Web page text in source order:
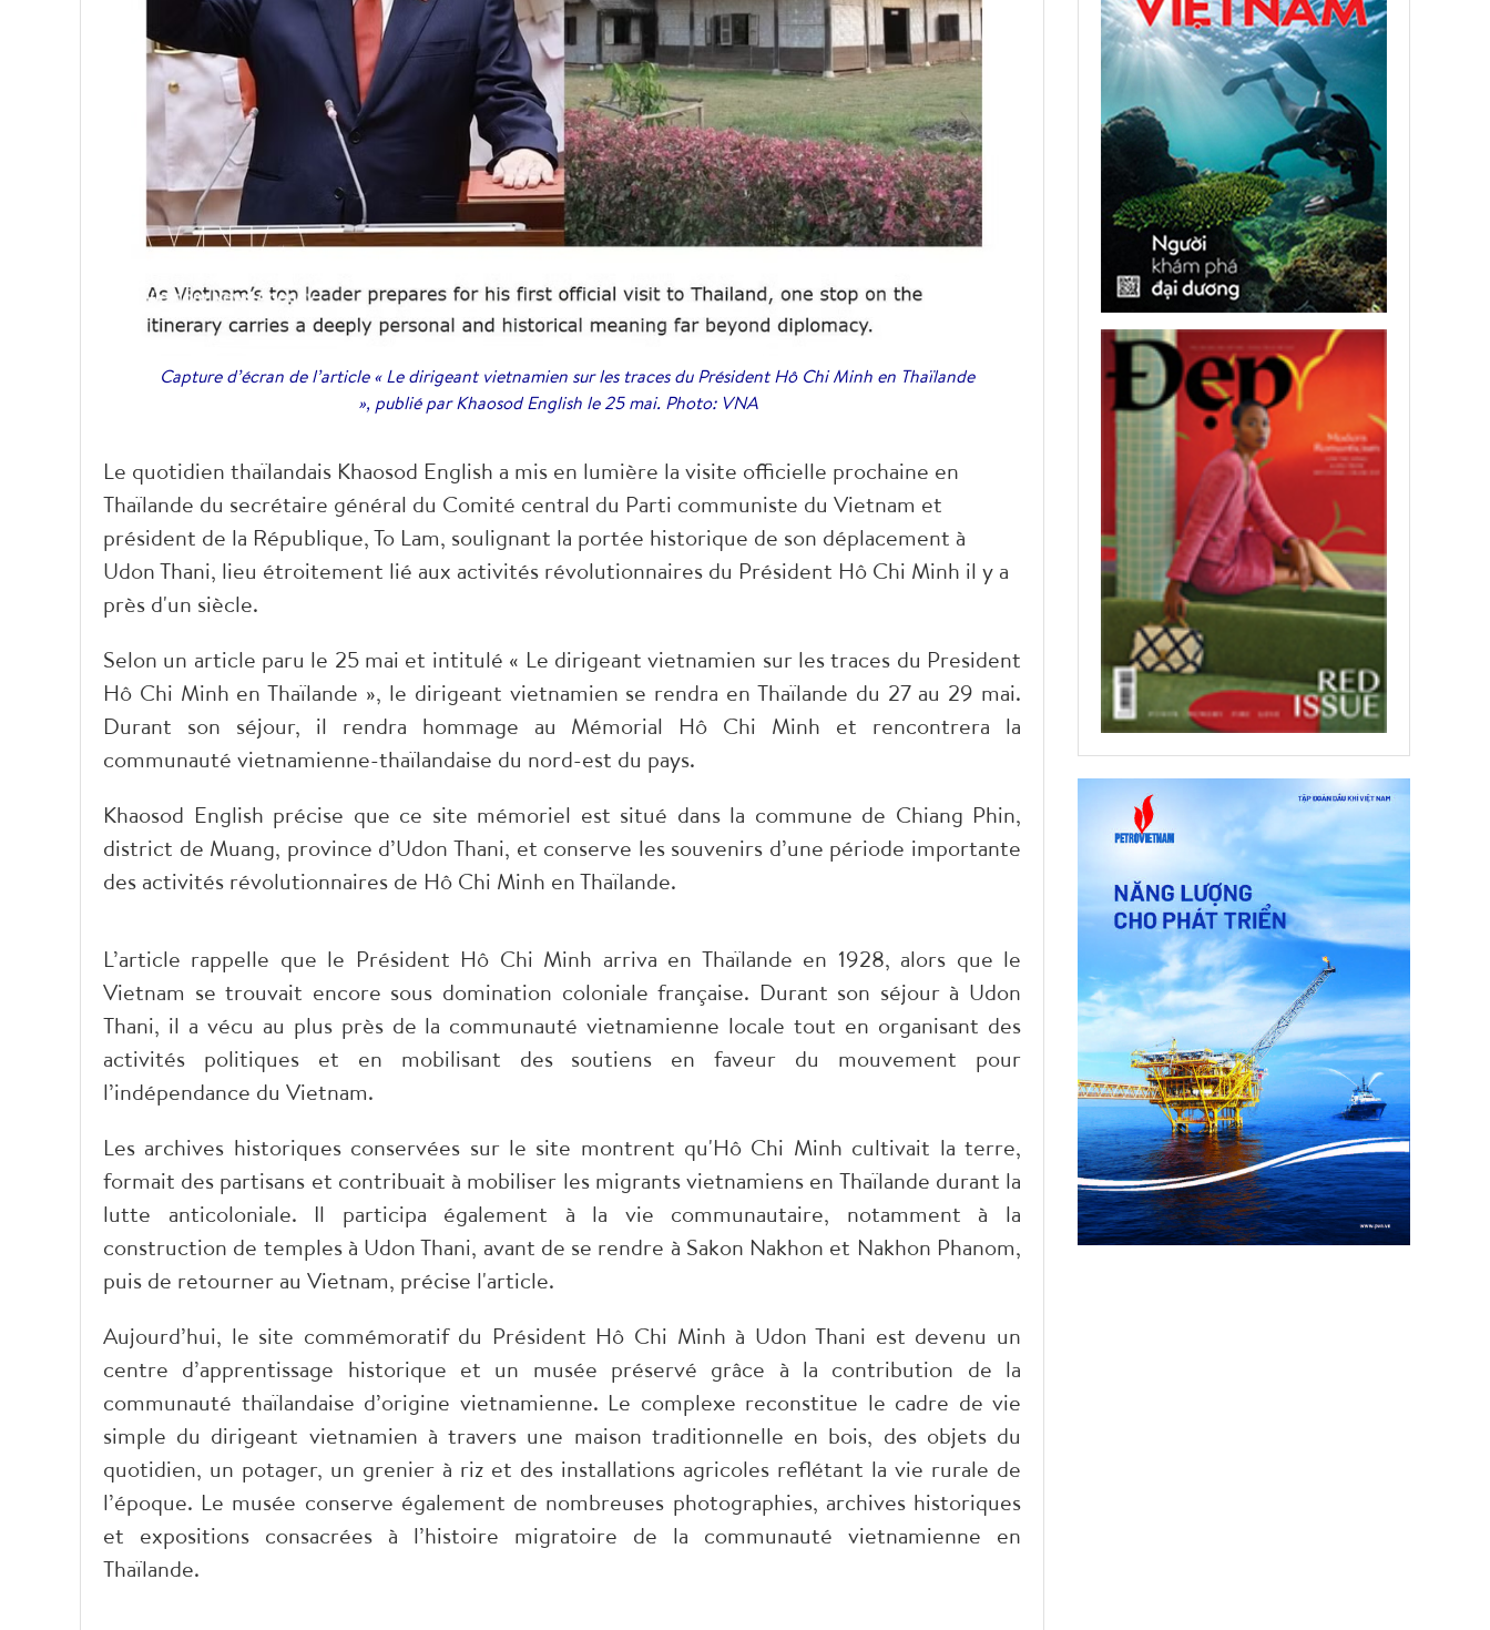
Capture d’écran de l’article « Le dirigeant vietnamien sur les traces du Président Hô Chi Minh en Thaïlande
», publié par Khaosod English le 25 mai. Photo: VNA
Le quotidien thaïlandais Khaosod English a mis en lumière la visite officielle prochaine en
Thaïlande du secrétaire général du Comité central du Parti communiste du Vietnam et
président de la République, To Lam, soulignant la portée historique de son déplacement à
Udon Thani, lieu étroitement lié aux activités révolutionnaires du Président Hô Chi Minh il y a
près d'un siècle.
Selon un article paru le 25 mai et intitulé « Le dirigeant vietnamien sur les traces du President
Hô Chi Minh en Thaïlande », le dirigeant vietnamien se rendra en Thaïlande du 27 au 29 mai.
Durant son séjour, il rendra hommage au Mémorial Hô Chi Minh et rencontrera la
communauté vietnamienne-thaïlandaise du nord-est du pays.
Khaosod English précise que ce site mémoriel est situé dans la commune de Chiang Phin,
district de Muang, province d’Udon Thani, et conserve les souvenirs d’une période importante
des activités révolutionnaires de Hô Chi Minh en Thaïlande.
L’article rappelle que le Président Hô Chi Minh arriva en Thaïlande en 1928, alors que le
Vietnam se trouvait encore sous domination coloniale française. Durant son séjour à Udon
Thani, il a vécu au plus près de la communauté vietnamienne locale tout en organisant des
activités politiques et en mobilisant des soutiens en faveur du mouvement pour
l’indépendance du Vietnam.
Les archives historiques conservées sur le site montrent qu'Hô Chi Minh cultivait la terre,
formait des partisans et contribuait à mobiliser les migrants vietnamiens en Thaïlande durant la
lutte anticoloniale. Il participa également à la vie communautaire, notamment à la
construction de temples à Udon Thani, avant de se rendre à Sakon Nakhon et Nakhon Phanom,
puis de retourner au Vietnam, précise l'article.
Aujourd’hui, le site commémoratif du Président Hô Chi Minh à Udon Thani est devenu un
centre d’apprentissage historique et un musée préservé grâce à la contribution de la
communauté thaïlandaise d’origine vietnamienne. Le complexe reconstitue le cadre de vie
simple du dirigeant vietnamien à travers une maison traditionnelle en bois, des objets du
quotidien, un potager, un grenier à riz et des installations agricoles reflétant la vie rurale de
l’époque. Le musée conserve également de nombreuses photographies, archives historiques
et expositions consacrées à l’histoire migratoire de la communauté vietnamienne en
Thaïlande.